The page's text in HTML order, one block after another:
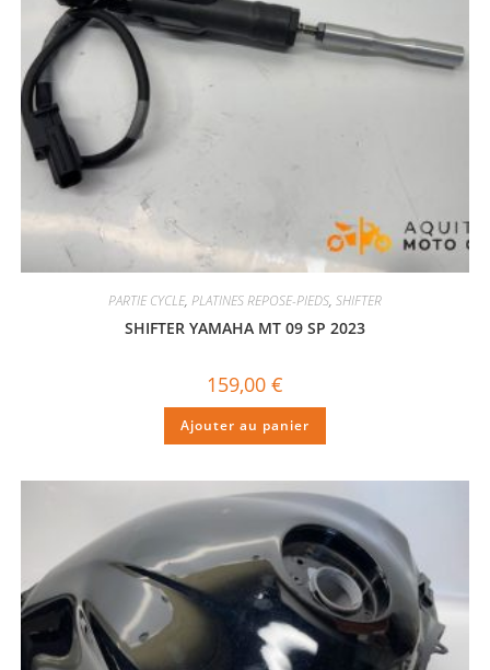
PARTIE CYCLE, PLATINES REPOSE-PIEDS, SHIFTER
SHIFTER YAMAHA MT 09 SP 2023
159,00 €
Ajouter au panier